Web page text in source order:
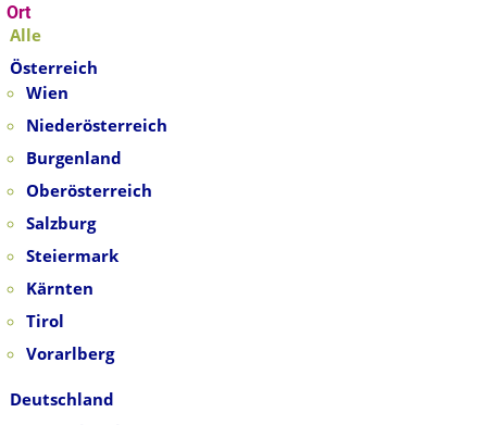
Ort
Alle
Österreich
Wien
Niederösterreich
Burgenland
Oberösterreich
Salzburg
Steiermark
Kärnten
Tirol
Vorarlberg
Deutschland